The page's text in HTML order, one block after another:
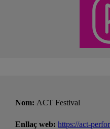
Nom: ACT Festival
Enllaç web: https://act-